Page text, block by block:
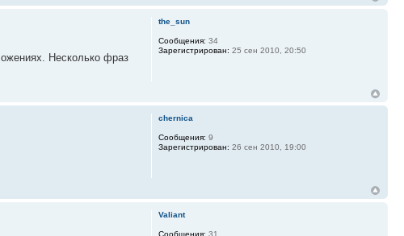
Несколько фраз
the_sun
Сообщения: 34
Зарегистрирован: 25 сен 2010, 20:50
chernica
Сообщения: 9
Зарегистрирован: 26 сен 2010, 19:00
Valiant
Сообщения: 31